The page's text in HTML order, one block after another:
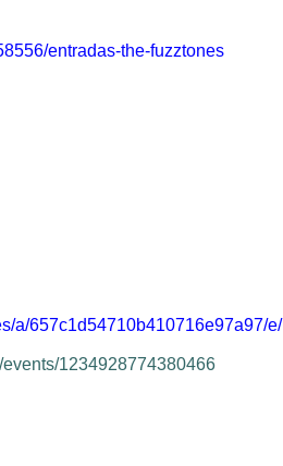
entradas-the-fuzztones
a/657c1d54710b410716e97a97/e/
1234928774380466